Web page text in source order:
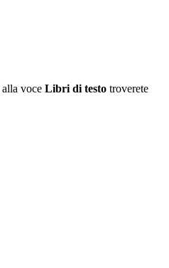
alla voce Libri di testo troverete